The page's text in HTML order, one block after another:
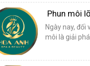
Phun môi
Ngày nay, đối
môi là giải